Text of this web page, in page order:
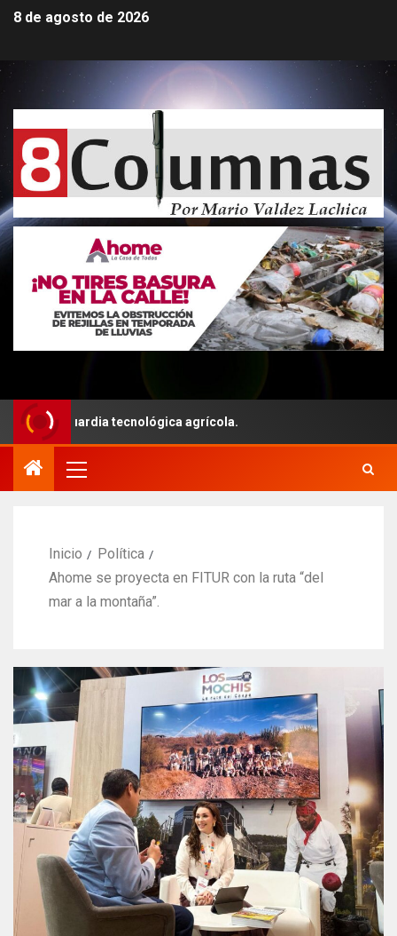
8 de agosto de 2026
tecnológica agrícola.
Inicio
Política
Ahome se proyecta en FITUR con la ruta “del
mar a la montaña”.